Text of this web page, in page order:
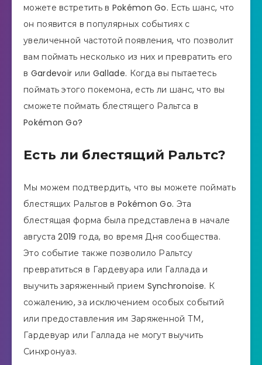
можете встретить в Pokémon Go. Есть шанс, что
он появится в популярных событиях с
увеличенной частотой появления, что позволит
вам поймать несколько из них и превратить его
в Gardevoir или Gallade. Когда вы пытаетесь
поймать этого покемона, есть ли шанс, что вы
сможете поймать блестящего Ральтса в
Pokémon Go?
Есть ли блестящий Ральтс?
Мы можем подтвердить, что вы можете поймать
блестящих Ральтов в Pokémon Go. Эта
блестящая форма была представлена ​​в начале
августа 2019 года, во время Дня сообщества.
Это событие также позволило Ральтсу
превратиться в Гардевуара или Галлада и
выучить заряженный прием Synchronoise. К
сожалению, за исключением особых событий
или предоставления им Заряженной ТМ,
Гардевуар или Галлада не могут выучить
Синхронуаз.